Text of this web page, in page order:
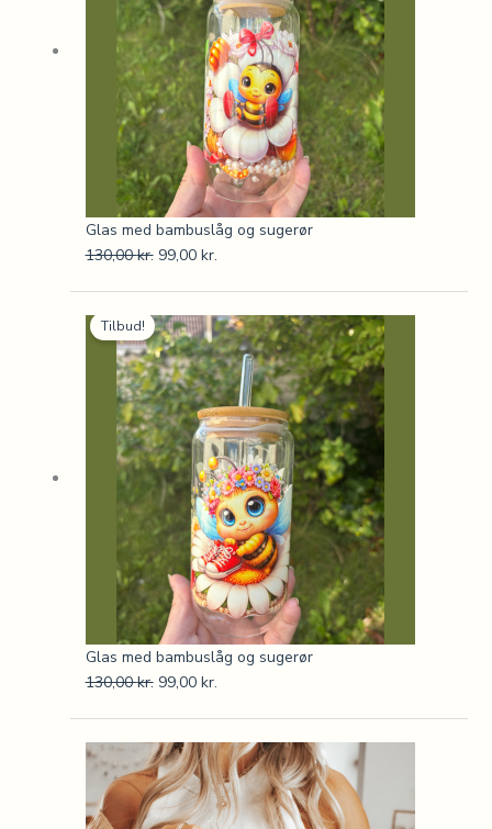
Glas med bambuslåg og sugerør
130,00kr. 99,00 kr.
Tilbud!
Glas med bambuslåg og sugerør
130,00kr.
oprindelige
pris
var:
130,00 kr..
99,00 kr.
aktuelle
pris
er:
99,00 kr..